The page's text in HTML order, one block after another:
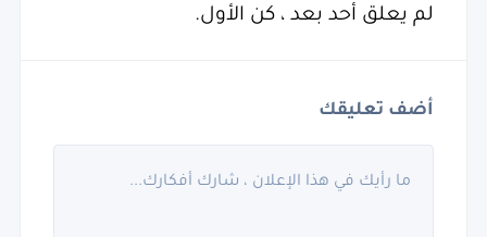
لم يعلق أحد بعد ، كن الأول.
أضف تعليقك